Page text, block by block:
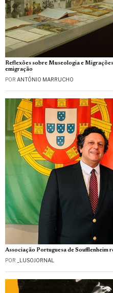
Reflexões sobre Museologia e
emigração
POR ANTÓNIO MARRUCHO
Associação Portuguesa de Soufflenheim
POR _LUSOJORNAL